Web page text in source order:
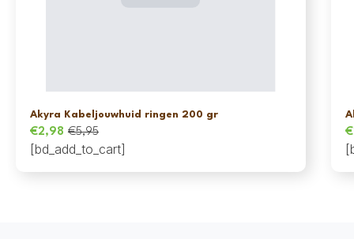
Akyra Kabeljouwhuid ringen 200 gr
€5,95
Oorspronkelijke
prijs
€2,98
Huidige
prijs
[bd_add_to_cart]
€